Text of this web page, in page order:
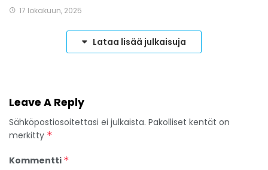
17 lokakuun, 2025
Lataa lisää julkaisuja
Leave A Reply
Sähköpostiosoitettasi ei julkaista. Pakolliset kentät on
merkitty *
Kommentti *